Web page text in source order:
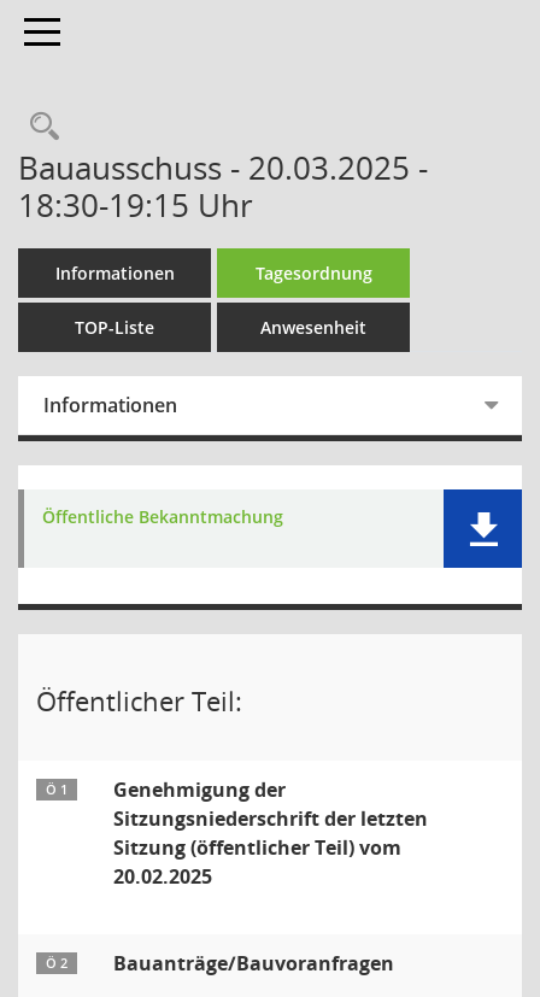
Toggle navigation
Bauausschuss - 20.03.2025 -
18:30-19:15 Uhr
Informationen Tagesordnung
TOP-Liste Anwesenheit
Informationen
Öffentliche Bekanntmachung
Öffentlicher Teil:
Ö 1
Genehmigung der
Sitzungsniederschrift der letzten
Sitzung (öffentlicher Teil) vom
20.02.2025
Ö 2 Bauanträge/Bauvoranfragen